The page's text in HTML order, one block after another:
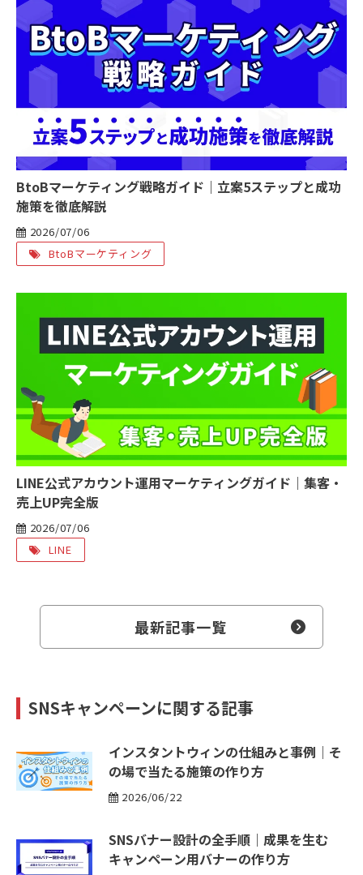
BtoBマーケティング戦略ガイド｜立案5ステップと成功
施策を徹底解説
2026/07/06
BtoBマーケティング
LINE公式アカウント運用マーケティングガイド｜集客・
売上UP完全版
2026/07/06
LINE
最新記事一覧
SNSキャンペーンに関する記事
インスタントウィンの仕組みと事例｜そ
の場で当たる施策の作り方
2026/06/22
SNSバナー設計の全手順｜成果を生む
キャンペーン用バナーの作り方